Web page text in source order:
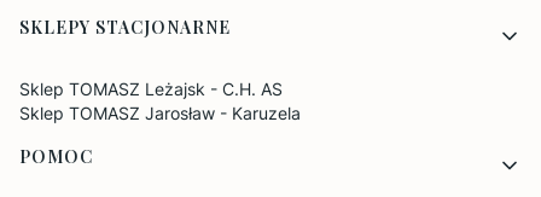
SKLEPY STACJONARNE
Sklep TOMASZ Leżajsk - C.H. AS
Sklep TOMASZ Jarosław - Karuzela
POMOC